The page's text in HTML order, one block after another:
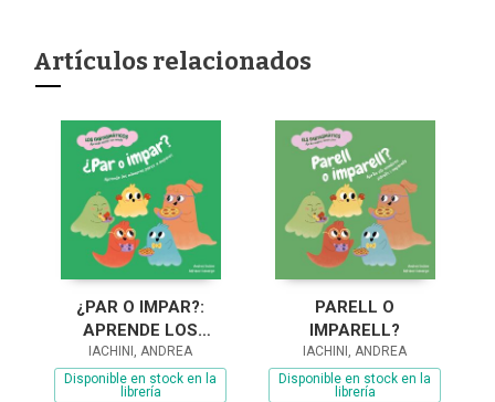
Artículos relacionados
¿PAR O IMPAR?:
APRENDE LOS
NÚMEROS PARES E
IMPARES
IACHINI, ANDREA
Disponible en stock en la
librería
PARELL O
IMPARELL?
IACHINI, ANDREA
Disponible en stock en la
librería